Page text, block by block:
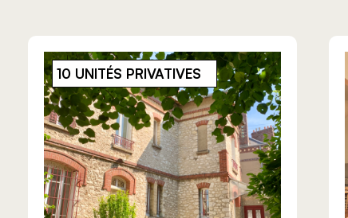
10 UNITÉS PRIVATIVES